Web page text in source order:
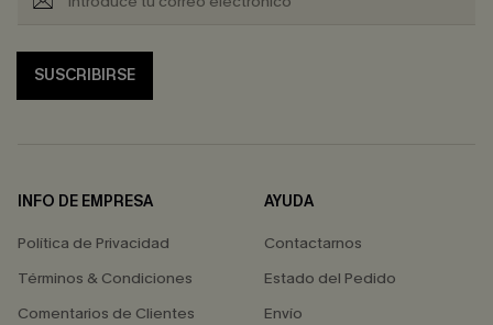
SUSCRIBIRSE
INFO DE EMPRESA
Política de Privacidad
Términos & Condiciones
Comentarios de Clientes
AYUDA
Contactarnos
Estado del Pedido
Envío